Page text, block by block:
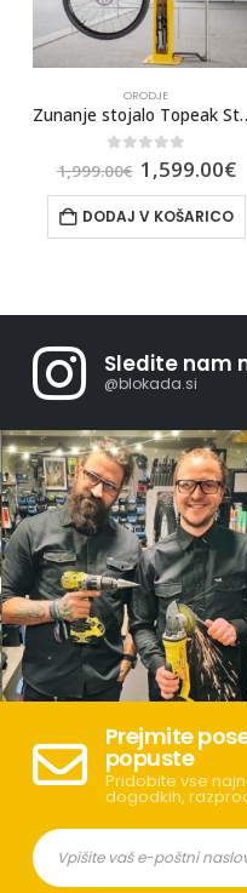
ORODJE
Ključ za špice FORCE
out of 5
5.99€
DODAJ V KOŠARICO
Sledite nam
@blokada.si
Prejmite
popuste
Pridobite vse
dogodkih,